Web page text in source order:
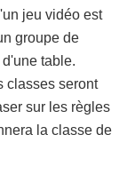
jeu vidéo est
groupe de
table.
classes seront
sur les règles
la classe de